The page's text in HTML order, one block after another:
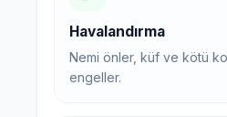
Havalandırma
Nemi önler, küf ve kötü
engeller.